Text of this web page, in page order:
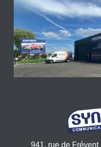
941, rue de